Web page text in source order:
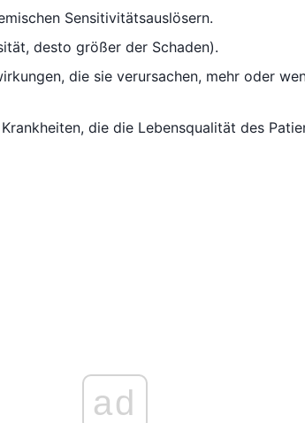
Sensitivitätsauslösern.
desto größer der Schaden).
die sie verursachen, mehr oder
die die Lebensqualität des
ad